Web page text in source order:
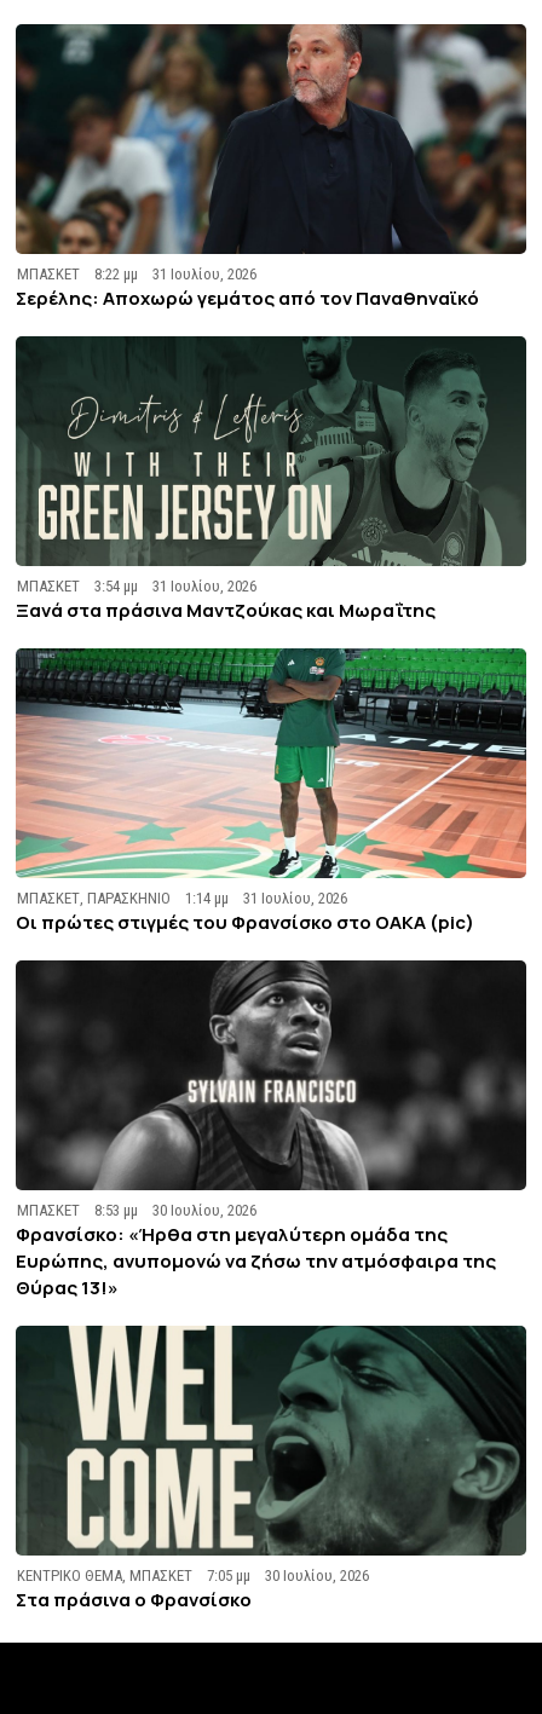
ΜΠΑΣΚΕΤ 8:22 μμ 31 Ιουλίου, 2026
Σερέλης: Αποχωρώ γεμάτος από τον Παναθηναϊκό
ΜΠΑΣΚΕΤ 3:54 μμ 31 Ιουλίου, 2026
Ξανά στα πράσινα Μαντζούκας και Μωραΐτης
ΜΠΑΣΚΕΤ ,ΠΑΡΑΣΚΗΝΙΟ 1:14 μμ 31 Ιουλίου, 2026
Οι πρώτες στιγμές του Φρανσίσκο στο ΟΑΚΑ (pic)
ΜΠΑΣΚΕΤ 8:53 μμ 30 Ιουλίου, 2026
Φρανσίσκο: «Ήρθα στη μεγαλύτερη ομάδα της
Ευρώπης, ανυπομονώ να ζήσω την ατμόσφαιρα της
Θύρας 13!»
ΚΕΝΤΡΙΚΟ ΘΕΜΑ ,ΜΠΑΣΚΕΤ 7:05 μμ 30 Ιουλίου, 2026
Στα πράσινα ο Φρανσίσκο